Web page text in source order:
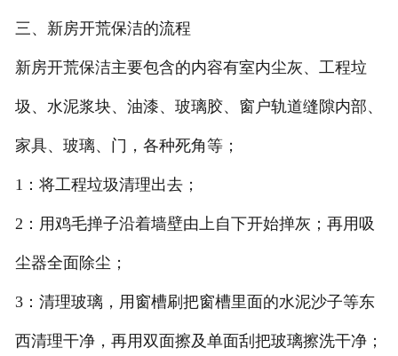
三、新房开荒保洁的流程
新房开荒保洁主要包含的内容有室内尘灰、工程垃
圾、水泥浆块、油漆、玻璃胶、窗户轨道缝隙内部、
家具、玻璃、门，各种死角等；
1：将工程垃圾清理出去；
2：用鸡毛掸子沿着墙壁由上自下开始掸灰；再用吸
尘器全面除尘；
3：清理玻璃，用窗槽刷把窗槽里面的水泥沙子等东
西清理干净，再用双面擦及单面刮把玻璃擦洗干净；